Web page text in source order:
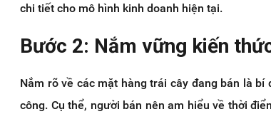
chi tiết cho mô hình kinh doanh hiện tại.
Bước 2: Nắm vững kiến
Nắm rõ về các mặt hàng trái cây đang bán là
công. Cụ thể, người bán nên am hiểu về thời